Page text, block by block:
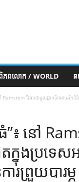
ភពលោក / WORLD
Ramstein ដែលជាមូលដ្ឋានទ័ពអាមេរិក
ធំ”៖ នៅ
ក្នុងប្រទេស
ព្រួយបារម្ភ